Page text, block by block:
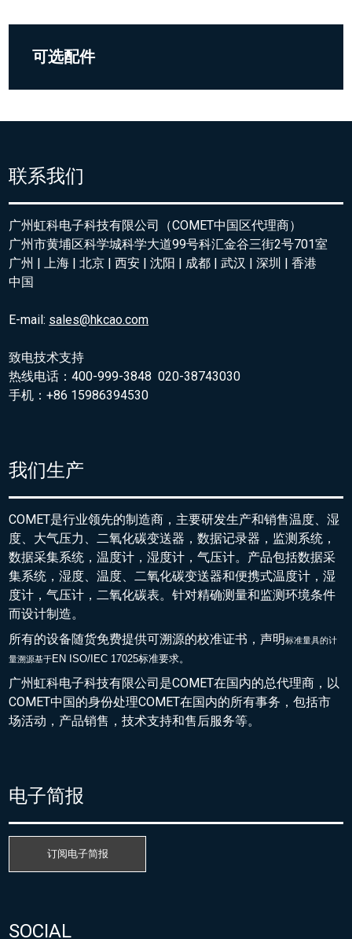
可选配件
联系我们
广州虹科电子科技有限公司（COMET中国区代理商）
广州市黄埔区科学城科学大道99号科汇金谷三街2号701室
广州 | 上海 | 北京 | 西安 | 沈阳 | 成都 | 武汉 | 深圳 | 香港
中国
E-mail: sales@hkcao.com
致电技术支持
热线电话：400-999-3848 020-38743030
手机：+86 15986394530
我们生产
COMET是行业领先的制造商，主要研发生产和销售温度、湿
度、大气压力、二氧化碳变送器，数据记录器，监测系统，
数据采集系统，温度计，湿度计，气压计。产品包括数据采
集系统，湿度、温度、二氧化碳变送器和便携式温度计，湿
度计，气压计，二氧化碳表。针对精确测量和监测环境条件
而设计制造。
所有的设备随货免费提供可溯源的校准证书，声明标准量具的计
量溯源基于EN ISO/IEC 17025标准要求。
广州虹科电子科技有限公司是COMET在国内的总代理商，以
COMET中国的身份处理COMET在国内的所有事务，包括市
场活动，产品销售，技术支持和售后服务等。
电子简报
订阅电子简报
SOCIAL